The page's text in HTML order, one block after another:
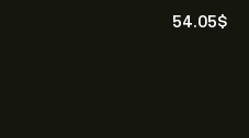
54.05‎$‎